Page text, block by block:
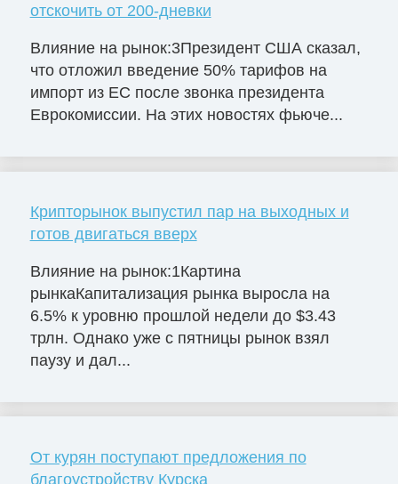
отскочить от 200-дневки
Влияние на рынок:3Президент США сказал,
что отложил введение 50% тарифов на
импорт из ЕС после звонка президента
Еврокомиссии. На этих новостях фьюче...
Крипторынок выпустил пар на выходных и
готов двигаться вверх
Влияние на рынок:1Картина
рынкаКапитализация рынка выросла на
6.5% к уровню прошлой недели до $3.43
трлн. Однако уже с пятницы рынок взял
паузу и дал...
От курян поступают предложения по
благоустройству Курска